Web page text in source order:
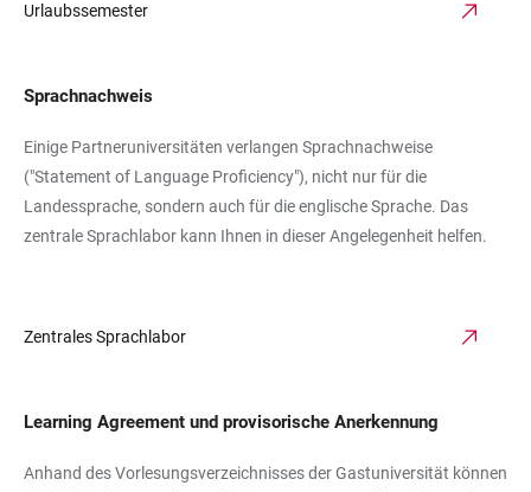
Urlaubssemester
Sprachnachweis
Einige Partneruniversitäten verlangen Sprachnachweise
("Statement of Language Proficiency"), nicht nur für die
Landessprache, sondern auch für die englische Sprache. Das
zentrale Sprachlabor kann Ihnen in dieser Angelegenheit helfen.
Zentrales Sprachlabor
Learning Agreement und provisorische Anerkennung
Anhand des Vorlesungsverzeichnisses der Gastuniversität können